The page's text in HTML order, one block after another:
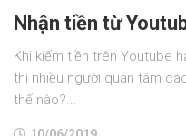
Nhận tiền từ
Khi kiếm tiền trên Youtube
thì nhiều người quan tâm
thế nào?...